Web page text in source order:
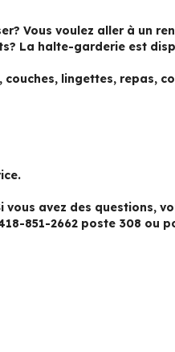
Vous voulez aller à un
La halte-garderie est
lingettes, repas,
avez des questions,
851-2662 poste 308 ou